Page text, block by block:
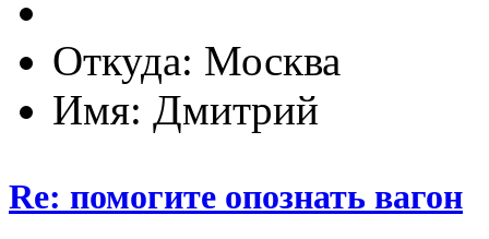
Откуда: Москва
Имя: Дмитрий
Re: помогите опознать вагон